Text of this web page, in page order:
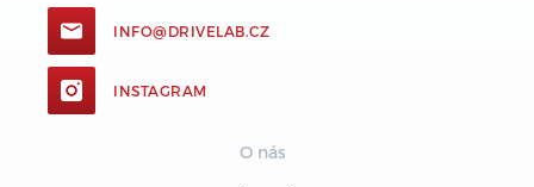
INFO@DRIVELAB.CZ
INSTAGRAM
O nás